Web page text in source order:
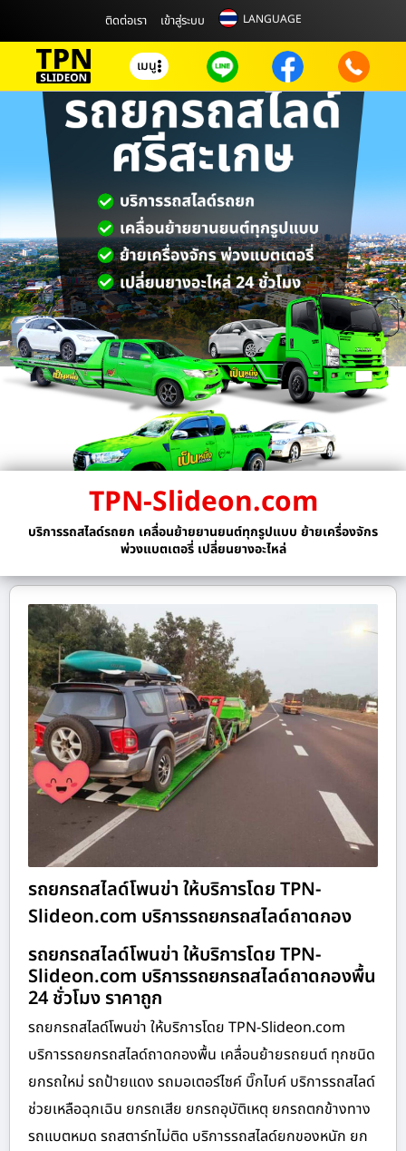
ติดต่อเรา เข้าสู่ระบบ LANGUAGE
เมนู
TPN-Slideon.com
บริการรถสไลด์รถยก เคลื่อนย้ายยานยนต์ทุกรูปแบบ ย้ายเครื่องจักร
พ่วงแบตเตอรี่ เปลี่ยนยางอะไหล่
รถยกรถสไลด์โพนข่า ให้บริการโดย TPN-
Slideon.com บริการรถยกรถสไลด์ถาดกอง
รถยกรถสไลด์โพนข่า ให้บริการโดย TPN-
Slideon.com บริการรถยกรถสไลด์ถาดกองพื้น
24 ชั่วโมง ราคาถูก
รถยกรถสไลด์โพนข่า ให้บริการโดย TPN-Slideon.com
บริการรถยกรถสไลด์ถาดกองพื้น เคลื่อนย้ายรถยนต์ ทุกชนิด
ยกรถใหม่ รถป้ายแดง รถมอเตอร์ไซค์ บิ๊กไบค์ บริการรถสไลด์
ช่วยเหลือฉุกเฉิน ยกรถเสีย ยกรถอุบัติเหตุ ยกรถตกข้างทาง
รถแบตหมด รถสตาร์ทไม่ติด บริการรถสไลด์ยกของหนัก ยก